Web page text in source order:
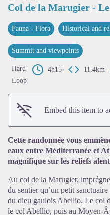
Col de la Marugier -
Fauna - Flora Historical and
Summit and viewpoints
Hard 4h15 11,4km
Loop
Embed this item to
Cette randonnée vous
eaux entre Méditerranée et
magnifique sur les reliefs
Au col de la Marugier,
du sentier qu’un petit
du dieu gaulois Abellio. Le col
le col Abellio, puis au Moyen-